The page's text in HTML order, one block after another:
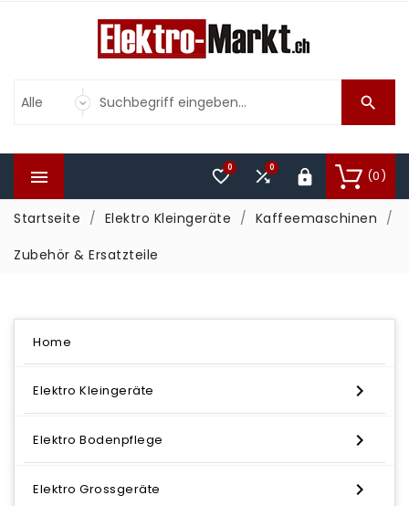

 (0)

0
0
Startseite Elektro Kleingeräte
Kaffeemaschinen
Zubehör & Ersatzteile
Home
Elektro Kleingeräte 
Elektro Bodenpflege 
Elektro Grossgeräte 